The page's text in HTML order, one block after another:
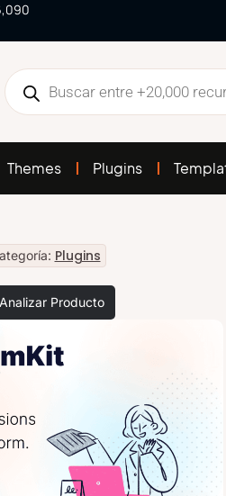
Themes Plugins
Plugins
Producto